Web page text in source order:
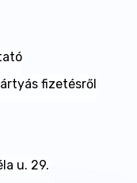
fizetésről
u. 29.